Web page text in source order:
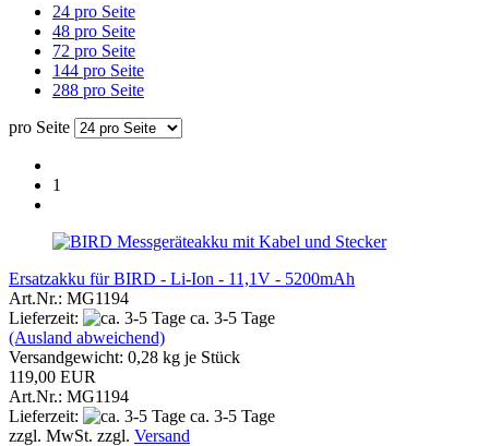
24 pro Seite
48 pro Seite
72 pro Seite
144 pro Seite
288 pro Seite
pro Seite
1
Ersatzakku für BIRD - Li-Ion - 11,1V - 5200mAh
Art.Nr.: MG1194
Lieferzeit:
ca. 3-5 Tage
(Ausland abweichend)
Versandgewicht: 0,28 kg je Stück
119,00 EUR
Art.Nr.: MG1194
Lieferzeit:
ca. 3-5 Tage
zzgl. MwSt. zzgl. Versand